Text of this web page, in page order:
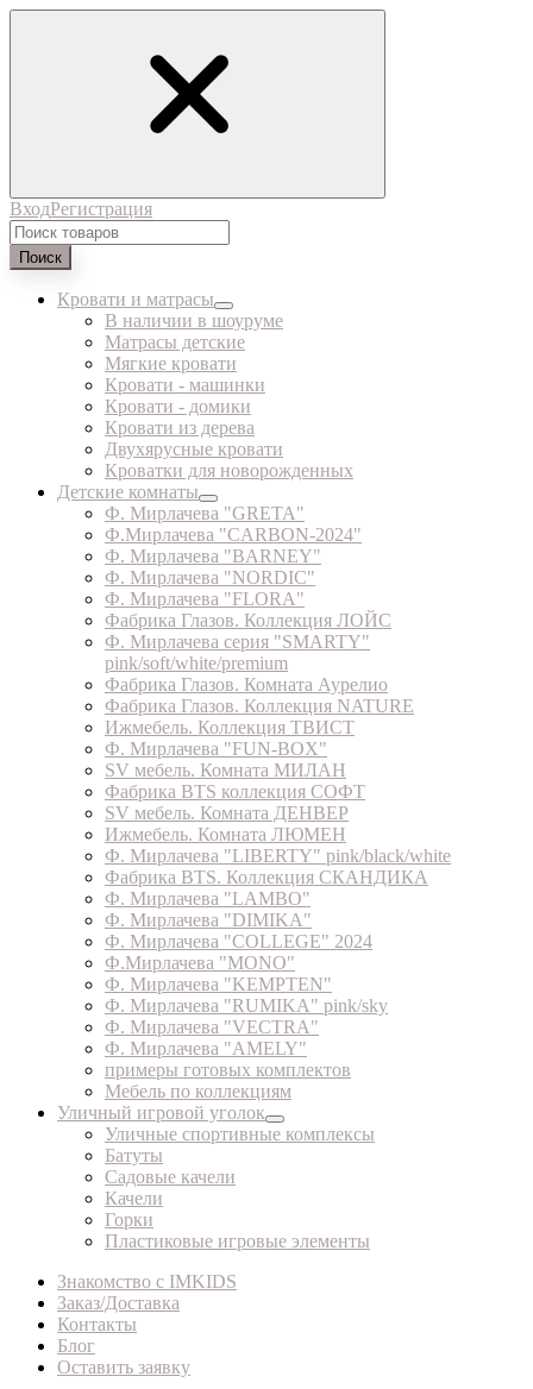
ВходРегистрация
Поиск
Кровати и матрасы
В наличии в шоуруме
Матрасы детские
Мягкие кровати
Кровати - машинки
Кровати - домики
Кровати из дерева
Двухярусные кровати
Кроватки для новорожденных
Детские комнаты
Ф. Мирлачева "GRETA"
Ф.Мирлачева "CARBON-2024"
Ф. Мирлачева "BARNEY"
Ф. Мирлачева "NORDIC"
Ф. Мирлачева "FLORA"
Фабрика Глазов. Коллекция ЛОЙС
Ф. Мирлачева серия "SMARTY"
pink/soft/white/premium
Фабрика Глазов. Комната Аурелио
Фабрика Глазов. Коллекция NATURE
Ижмебель. Коллекция ТВИСТ
Ф. Мирлачева "FUN-BOX"
SV мебель. Комната МИЛАН
Фабрика BTS коллекция СОФТ
SV мебель. Комната ДЕНВЕР
Ижмебель. Комната ЛЮМЕН
Ф. Мирлачева "LIBERTY" pink/black/white
Фабрика BTS. Коллекция СКАНДИКА
Ф. Мирлачева "LAMBO"
Ф. Мирлачева "DIMIKA"
Ф. Мирлачева "COLLEGE" 2024
Ф.Мирлачева "MONO"
Ф. Мирлачева "KEMPTEN"
Ф. Мирлачева "RUMIKA" pink/sky
Ф. Мирлачева "VECTRA"
Ф. Мирлачева "AMELY"
примеры готовых комплектов
Мебель по коллекциям
Уличный игровой уголок
Уличные спортивные комплексы
Батуты
Садовые качели
Качели
Горки
Пластиковые игровые элементы
Знакомство с IMKIDS
Заказ/Доставка
Контакты
Блог
Оставить заявку